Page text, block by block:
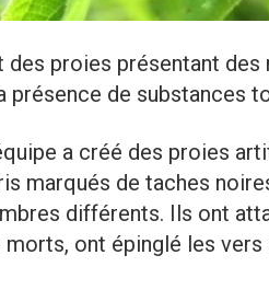
des proies présentant
de substances
a créé des proies
marqués de taches
différents. Ils ont
ont épinglé les